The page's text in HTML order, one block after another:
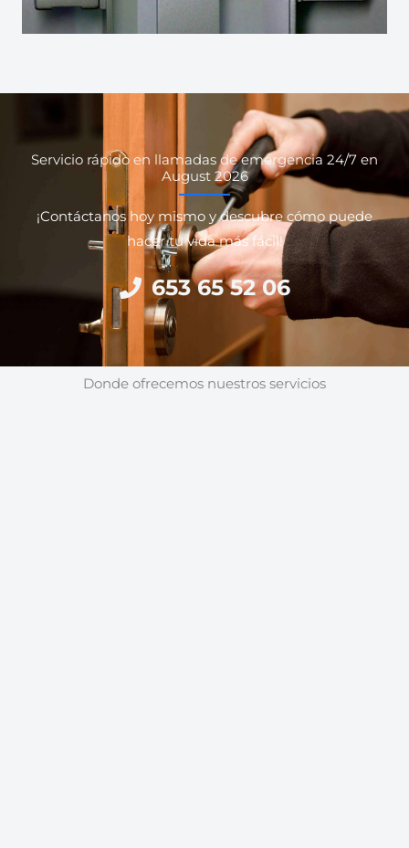
Servicio rápido en llamadas de emergencia 24/7 en
August 2026
¡Contáctanos hoy mismo y descubre cómo puede
hacer tu vida más fácil!
653 65 52 06
Donde ofrecemos nuestros servicios